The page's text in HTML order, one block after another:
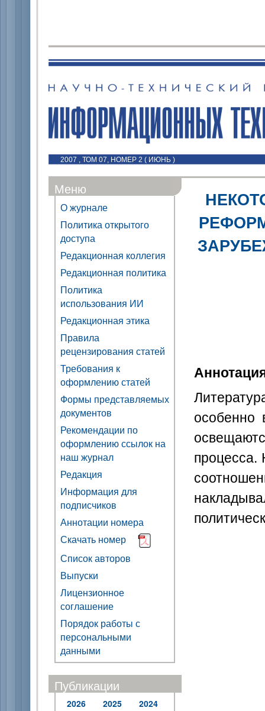
2007 , ТОМ 07, НОМЕР 2 ( ИЮНЬ )
Меню
О журнале
Политика открытого
доступа
Редакционная коллегия
Редакционная политика
Политика
использования ИИ
Редакционная этика
Правила
рецензирования статей
Требования к
оформлению статей
Формы представляемых
документов
Рекомендации по
оформлению ссылок на
наш журнал
Редакция
Информация для
подписчиков
Аннотации номера
Скачать номер
Список авторов
Выпуски
Лицензионное
соглашение
Порядок работы с
персональными
данными
Публикации
2026 2025
2024
особенно